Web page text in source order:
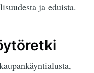
ja eduista.